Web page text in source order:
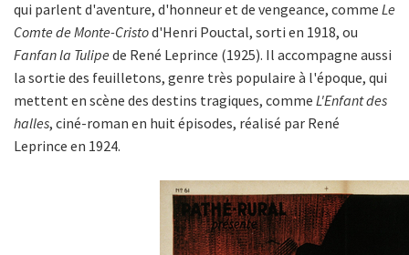
qui parlent d'aventure, d'honneur et de vengeance, comme Le
Comte de Monte-Cristod'Henri Pouctal, sorti en 1918, ou
Fanfan la Tulipe de René Leprince (1925). Il accompagne aussi
la sortie des feuilletons, genre très populaire à l'époque, qui
mettent en scène des destins tragiques, comme L'Enfant des
halles, ciné-roman en huit épisodes, réalisé par René
Leprince en 1924.